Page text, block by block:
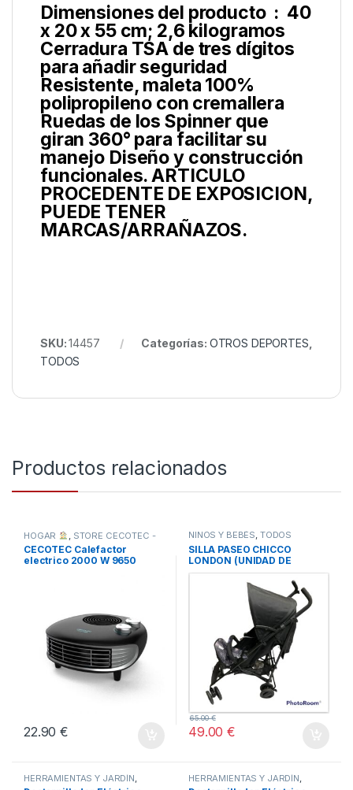
Dimensiones del producto ‏ : ‎ 40
x 20 x 55 cm; 2,6 kilogramos
Cerradura TSA de tres dígitos
para añadir seguridad
Resistente, maleta 100%
polipropileno con cremallera
Ruedas de los Spinner que
giran 360° para facilitar su
manejo Diseño y construcción
funcionales. ARTICULO
PROCEDENTE DE EXPOSICION,
PUEDE TENER
MARCAS/ARRAÑAZOS.
SKU:14457 Categorías: OTROS DEPORTES
TODOS
Productos relacionados
HOGAR , STORE CECOTEC -
DISTRIBUIDOR OFICIAL
TODOS
CECOTEC Calefactor
electrico 2000 W 9650
22.90€
NIÑOS Y BEBÉS, TODOS
SILLA PASEO CHICCO
LONDON (UNIDAD DE
EXPOSICION – SIN
EMBALAJE ORIGINAL)
49.00€
65.00€
HERRAMIENTAS Y JARDÍN
TODOS
HERRAMIENTAS Y JARDÍN
STORE CECOTEC -